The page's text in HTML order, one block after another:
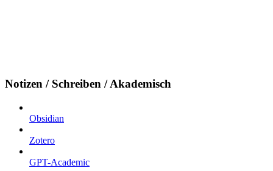
Notizen / Schreiben / Akademisch
Obsidian
Zotero
GPT-Academic